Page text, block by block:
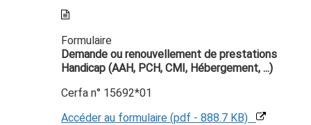
Formulaire
Demande ou renouvellement de prestations
Handicap (AAH, PCH, CMI, Hébergement, ...)
Cerfa n° 15692*01
Accéder au formulaire (pdf - 888.7 KB)